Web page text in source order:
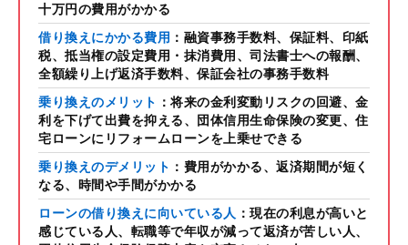
十万円の費用がかかる
借り換えにかかる費用 ：融資事務手数料、保証料、印紙
税、抵当権の設定費用・抹消費用、司法書士への報酬、
全額繰り上げ返済手数料、保証会社の事務手数料
乗り換えのメリット ：将来の金利変動リスクの回避、金
利を下げて出費を抑える、団体信用生命保険の変更、住
宅ローンにリフォームローンを上乗せできる
乗り換えのデメリット ：費用がかかる、返済期間が短く
なる、時間や手間がかかる
ローンの借り換えに向いている人 ：現在の利息が高いと
感じている人、転職等で年収が減って返済が苦しい人、